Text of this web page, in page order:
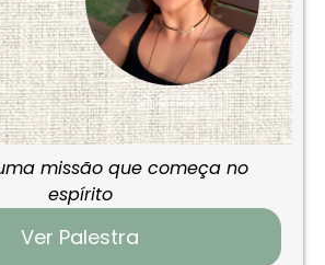
missão que começa no
espírito
Ver Palestra